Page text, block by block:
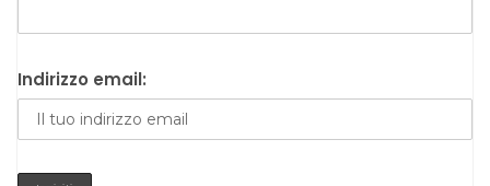
Indirizzo email: